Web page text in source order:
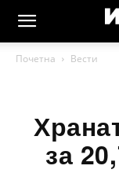
Почетна Вести
за